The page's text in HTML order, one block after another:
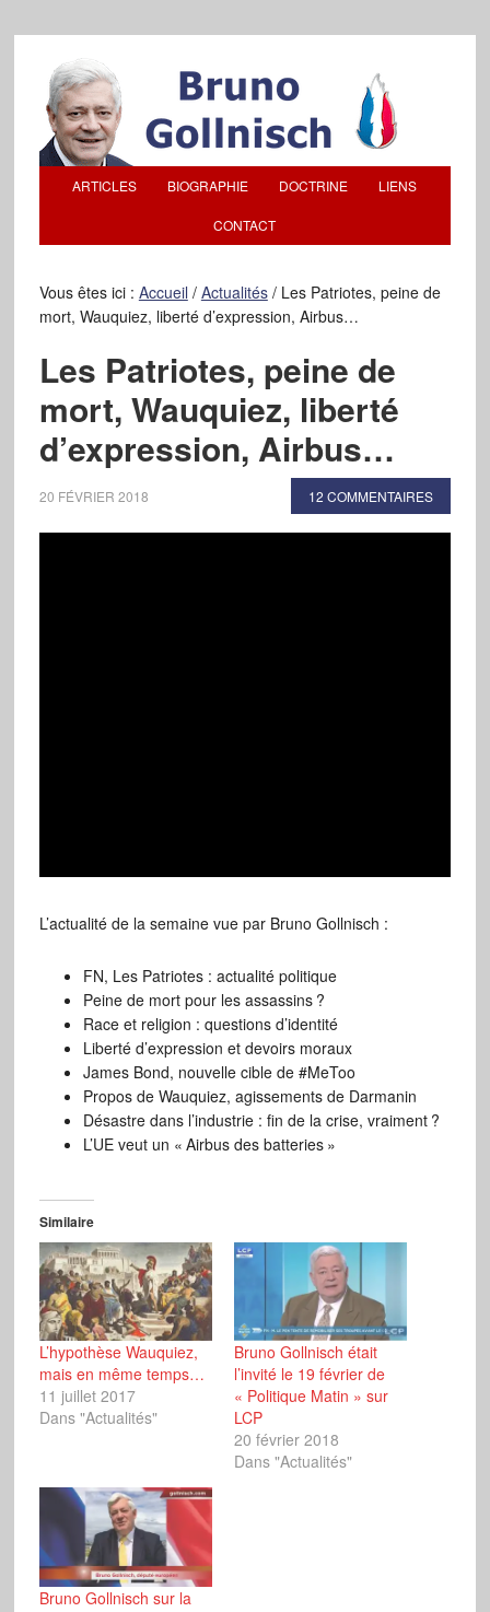
ARTICLES BIOGRAPHIE DOCTRINE LIENS
CONTACT
Vous êtes ici : Accueil / Actualités /Les Patriotes, peine de
mort, Wauquiez, liberté d’expression, Airbus…
Les Patriotes, peine de
mort, Wauquiez, liberté
d’expression, Airbus…
20 FÉVRIER 2018 12 COMMENTAIRES
L’actualité de la semaine vue par Bruno Gollnisch :
FN, Les Patriotes : actualité politique
Peine de mort pour les assassins ?
Race et religion : questions d’identité
Liberté d’expression et devoirs moraux
James Bond, nouvelle cible de #MeToo
Propos de Wauquiez, agissements de Darmanin
Désastre dans l’industrie : fin de la crise, vraiment ?
L’UE veut un « Airbus des batteries »
Similaire
L’hypothèse Wauquiez,
mais en même temps…
11 juillet 2017
Dans "Actualités"
Bruno Gollnisch était
l’invité le 19 février de
« Politique Matin » sur
LCP
20 février 2018
Dans "Actualités"
Bruno Gollnisch sur la